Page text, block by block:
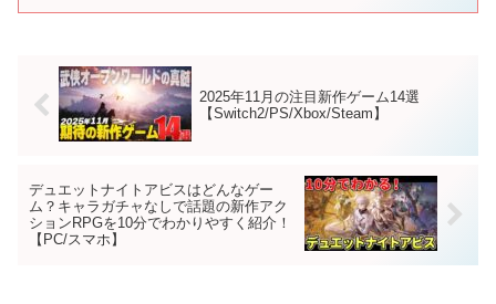
2025年11月の注目新作ゲーム14選
【Switch2/PS/Xbox/Steam】
デュエットナイトアビスはどんなゲー
ム？キャラガチャなしで話題の新作アク
ションRPGを10分でわかりやすく紹介！
【PC/スマホ】